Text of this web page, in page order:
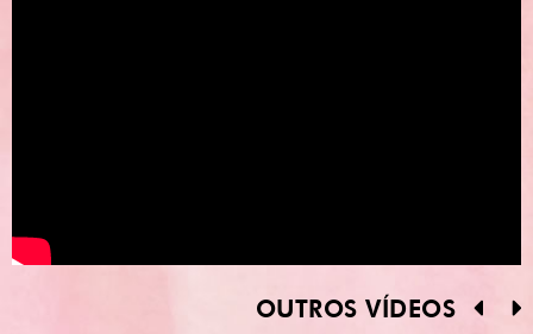
OUTROS VÍDEOS